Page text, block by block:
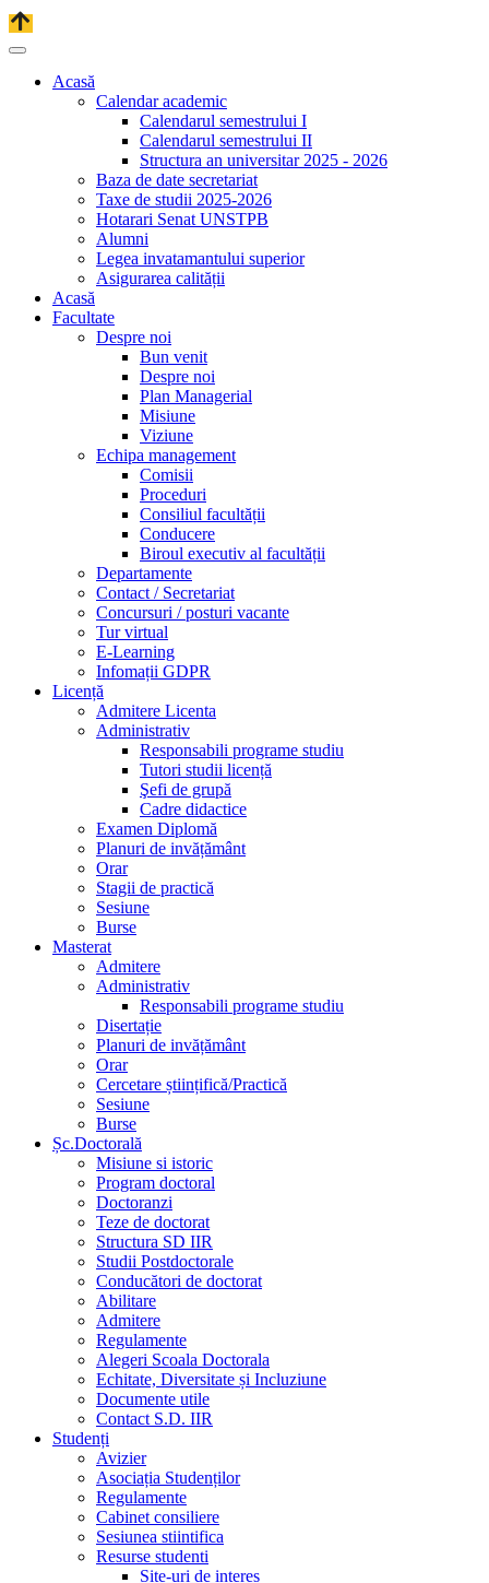
Acasă
Calendar academic
Calendarul semestrului I
Calendarul semestrului II
Structura an universitar 2025 - 2026
Baza de date secretariat
Taxe de studii 2025-2026
Hotarari Senat UNSTPB
Alumni
Legea invatamantului superior
Asigurarea calității
Acasă
Facultate
Despre noi
Bun venit
Despre noi
Plan Managerial
Misiune
Viziune
Echipa management
Comisii
Proceduri
Consiliul facultății
Conducere
Biroul executiv al facultății
Departamente
Contact / Secretariat
Concursuri / posturi vacante
Tur virtual
E-Learning
Infomații GDPR
Licență
Admitere Licenta
Administrativ
Responsabili programe studiu
Tutori studii licență
Şefi de grupă
Cadre didactice
Examen Diplomă
Planuri de invățământ
Orar
Stagii de practică
Sesiune
Burse
Masterat
Admitere
Administrativ
Responsabili programe studiu
Disertație
Planuri de invățământ
Orar
Cercetare științifică/Practică
Sesiune
Burse
Șc.Doctorală
Misiune si istoric
Program doctoral
Doctoranzi
Teze de doctorat
Structura SD IIR
Studii Postdoctorale
Conducători de doctorat
Abilitare
Admitere
Regulamente
Alegeri Scoala Doctorala
Echitate, Diversitate și Incluziune
Documente utile
Contact S.D. IIR
Studenți
Avizier
Asociația Studenților
Regulamente
Cabinet consiliere
Sesiunea stiintifica
Resurse studenti
Site-uri de interes